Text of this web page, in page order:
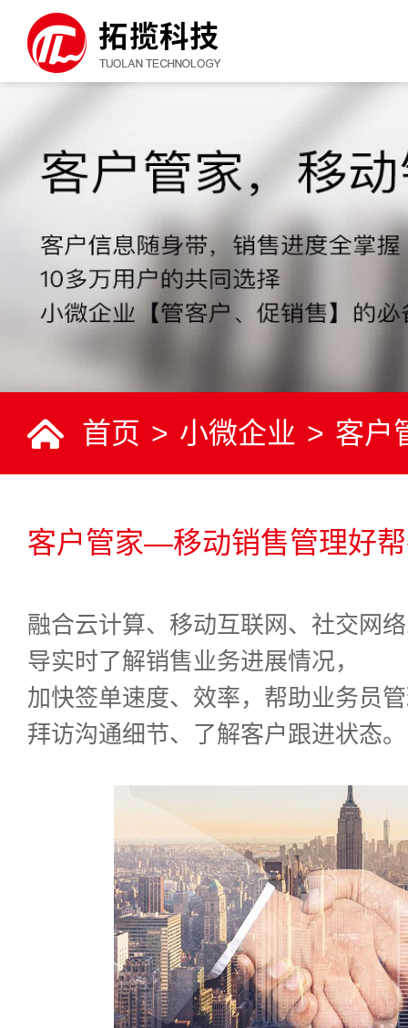
首页 > 小微企业 > 客户
客户管家—移动销售管理好
融合云计算、移动互联网、社交网
导实时了解销售业务进展情况，
加快签单速度、效率，帮助业务员
拜访沟通细节、了解客户跟进状态。